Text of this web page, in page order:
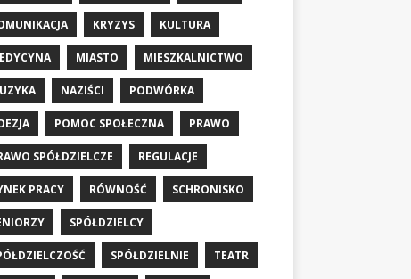
KRYZYS KULTURA
MIASTO MIESZKALNICTWO
NAZIŚCI PODWÓRKA
POMOC SPOŁECZNA PRAWO
SPÓŁDZIELCZE REGULACJE
PRACY RÓWNOŚĆ SCHRONISKO
SPÓŁDZIELCY
SPÓŁDZIELNIE TEATR